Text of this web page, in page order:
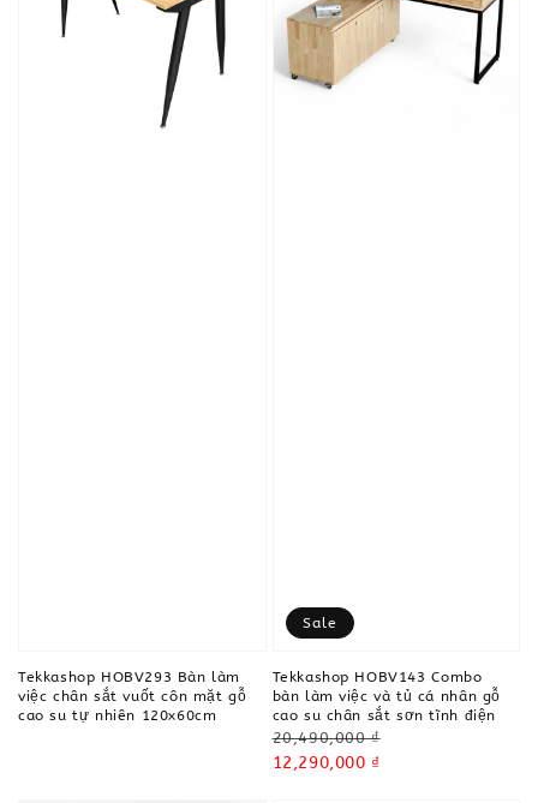
Tekkashop HOBV293 Bàn làm
việc chân sắt vuốt côn mặt gỗ
cao su tự nhiên 120x60cm
Sale
Tekkashop HOBV143 Combo
bàn làm việc và tủ cá nhân gỗ
cao su chân sắt sơn tĩnh điện
Regular
price
20,490,000 ₫
Sale
12,290,000 ₫